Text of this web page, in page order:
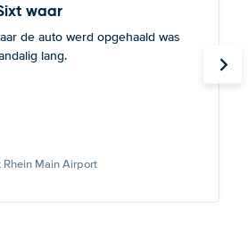
waar
de auto werd opgehaald was
lang.
Rhein Main Airport